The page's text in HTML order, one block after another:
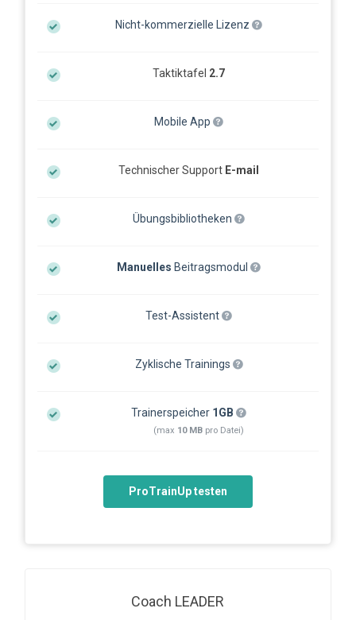
Nicht-kommerzielle Lizenz
Taktiktafel 2.7
Mobile App
Technischer Support E-mail
Übungsbibliotheken
Manuelles Beitragsmodul
Test-Assistent
Zyklische Trainings
Trainerspeicher 1GB
(max 10 MBpro Datei)
ProTrainUp testen
Coach LEADER